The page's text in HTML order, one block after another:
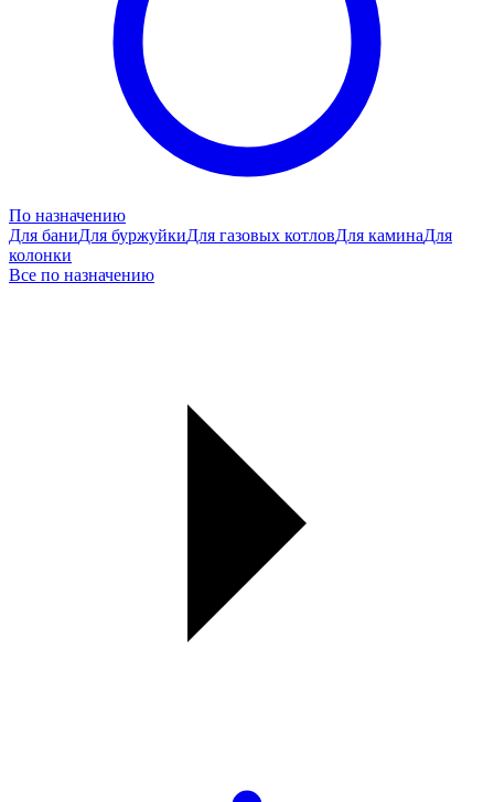
По назначению
Для баниДля буржуйкиДля газовых котловДля каминаДля
колонки
Все по назначению